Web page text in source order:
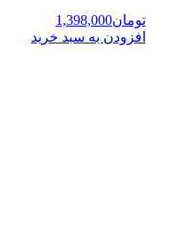
تومان1,398,000
افزودن به سبد خرید